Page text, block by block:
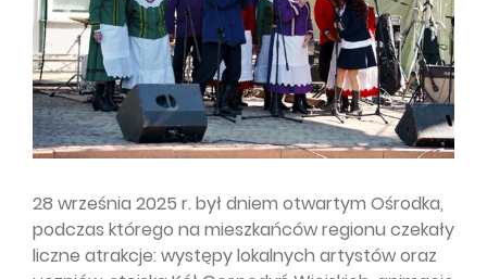
28 września 2025 r. był dniem otwartym Ośrodka,
podczas którego na mieszkańców regionu czekały
liczne atrakcje: występy lokalnych artystów oraz